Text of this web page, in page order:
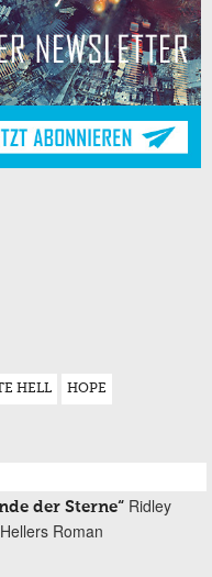
HELL HOPE
der Sterne“ Ridley
Roman